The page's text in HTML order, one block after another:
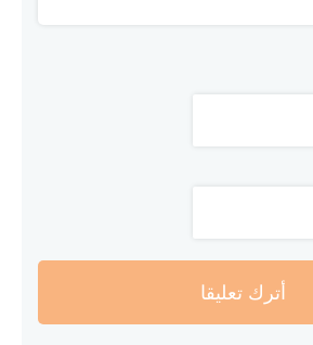
أترك تعليقا